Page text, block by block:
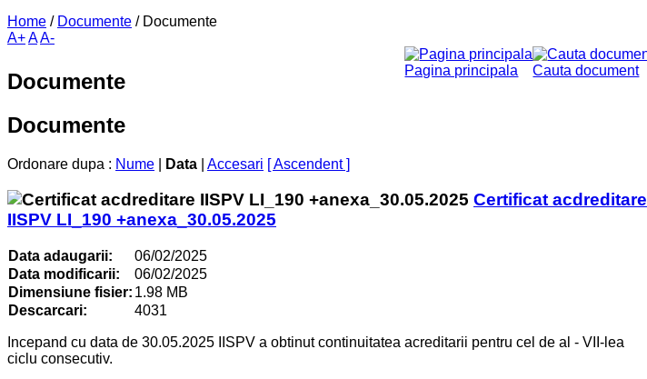
Home / Documente / Documente
A+AA-
Cauta document
Pagina principala
Documente
Documente
Ordonare dupa : Nume Data Accesari [ Ascendent ]
Certificat acdreditare
IISPV LI_190 +anexa_30.05.2025
Data adaugarii:
06/02/2025
Data modificarii:
06/02/2025
Dimensiune fisier: 1.98 MB
Descarcari:
4031
Incepand cu data de 30.05.2025 IISPV a obtinut continuitatea acreditarii pentru cel de al - VII-lea
ciclu consecutiv.